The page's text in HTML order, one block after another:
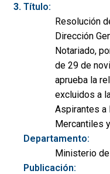
Título:
Resolución
Dirección
Notariado,
de 29 de
aprueba la
excluidos a
Aspirantes a
Mercantiles
Departamento:
Ministerio
Publicación: